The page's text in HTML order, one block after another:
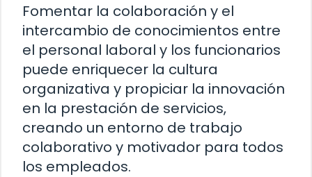
Fomentar la colaboración y el
intercambio de conocimientos entre
el personal laboral y los funcionarios
puede enriquecer la cultura
organizativa y propiciar la innovación
en la prestación de servicios,
creando un entorno de trabajo
colaborativo y motivador para todos
los empleados.